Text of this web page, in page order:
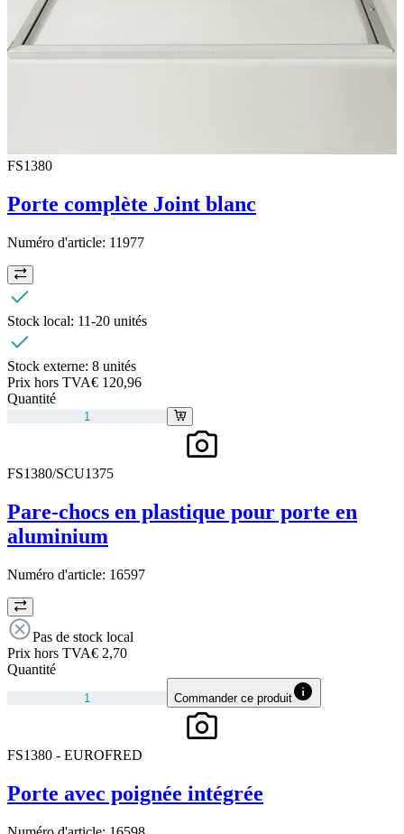
FS1380
Porte complète Joint blanc
Numéro d'article: 11977
Stock local: 11-20 unités
Stock externe: 8 unités
Prix hors TVA€ 120,96
Quantité
FS1380/SCU1375
Pare-chocs en plastique pour porte en
aluminium
Numéro d'article: 16597
Pas de stock local
Prix hors TVA€ 2,70
Quantité
Commander ce produit
FS1380 - EUROFRED
Porte avec poignée intégrée